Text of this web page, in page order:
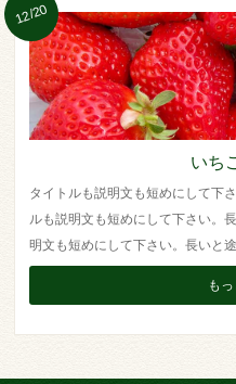
いち
タイトルも説明文も短めにして下
ルも説明文も短めにして下さい。
明文も短めにして下さい。長いと
も
12/20